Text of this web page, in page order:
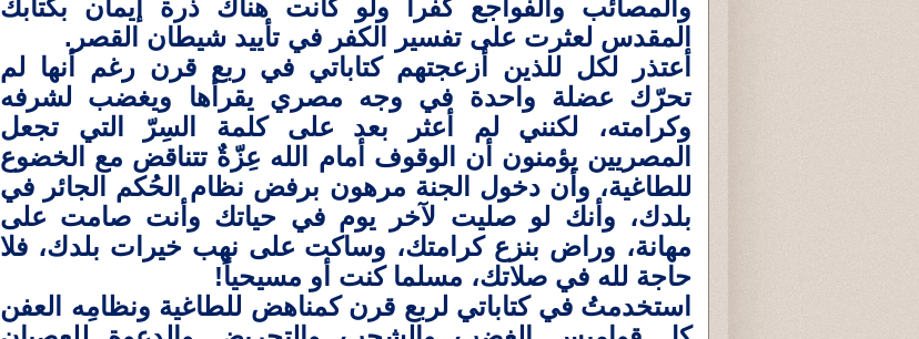
والمصائب والفواجع كفرا ولو كانت هناك ذرة إيمان بكتابك
المقدس لعثرت على تفسير الكفر في تأييد شيطان القصر.
أعتذر لكل للذين أزعجتهم كتاباتي في ربع قرن رغم أنها لم
تحرّك عضلة واحدة في وجه مصري يقرأها ويغضب لشرفه
وكرامته، لكنني لم أعثر بعد على كلمة السِرّ التي تجعل
المصريين يؤمنون أن الوقوف أمام الله عِزّةٌ تتناقض مع الخضوع
للطاغية، وأن دخول الجنة مرهون برفض نظام الحُكم الجائر في
بلدك، وأنك لو صليت لآخر يوم في حياتك وأنت صامت على
مهانة، وراض بنزع كرامتك، وساكت على نهب خيرات بلدك، فلا
حاجة لله في صلاتك، مسلما كنت أو مسيحياً!
استخدمتُ في كتاباتي لربع قرن كمناهض للطاغية ونظامِه العفن